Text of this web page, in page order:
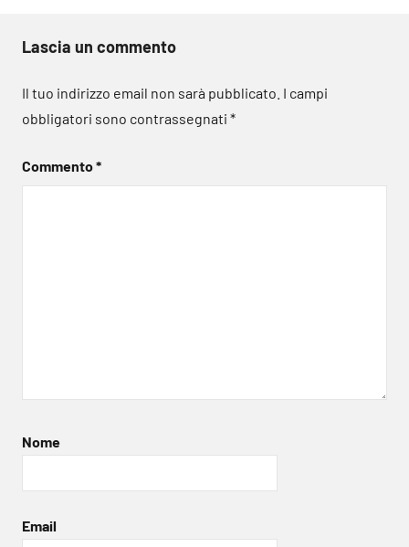
Lascia un commento
Il tuo indirizzo email non sarà pubblicato. I campi
obbligatori sono contrassegnati *
Commento*
Nome
Email